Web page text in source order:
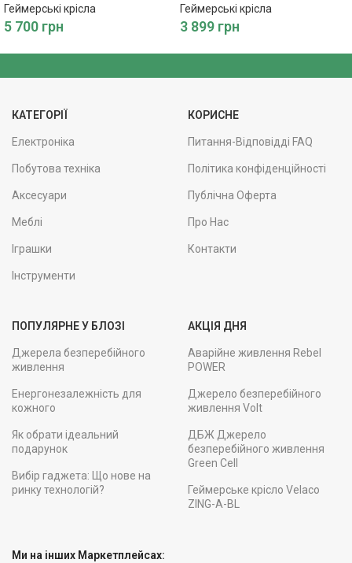
Інтер’єру
Геймерські крісла
5 700 грн
Геймерські крісла
3 899 грн
КАТЕГОРІЇ
Електроніка
Побутова техніка
Аксесуари
Меблі
Іграшки
Інструменти
КОРИСНЕ
Питання-Відповідді FAQ
Політика конфіденційності
Публічна Оферта
Про Нас
Контакти
ПОПУЛЯРНЕ У БЛОЗІ
Джерела безперебійного
живлення
Енергонезалежність для
кожного
Як обрати ідеальний
подарунок
Вибір гаджета: Що нове на
ринку технологій?
АКЦІЯ ДНЯ
Аварійне живлення Rebel
POWER
Джерело безперебійного
живлення Volt
ДБЖ Джерело
безперебійного живлення
Green Cell
Геймерське крісло Velaco
ZING-A-BL
Ми на інших Маркетплейсах: